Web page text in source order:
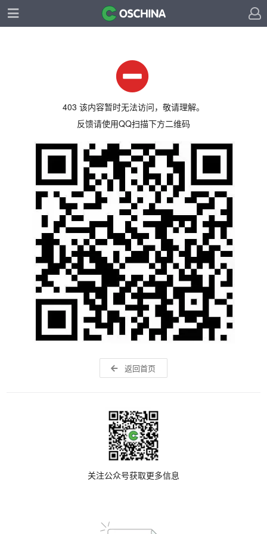
403 该内容暂时无法访问，敬请理解。
反馈请使用QQ扫描下方二维码
返回首页
关注公众号获取更多信息